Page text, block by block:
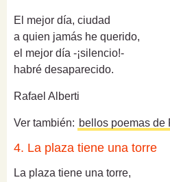
El mejor día, ciudad
a quien jamás he querido,
el mejor día -¡silencio!-
habré desaparecido.
Rafael Alberti
Ver también: bellos poemas de
4. La plaza tiene una torre
La plaza tiene una torre,